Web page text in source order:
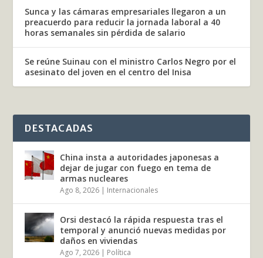
Sunca y las cámaras empresariales llegaron a un
preacuerdo para reducir la jornada laboral a 40
horas semanales sin pérdida de salario
Se reúne Suinau con el ministro Carlos Negro por el
asesinato del joven en el centro del Inisa
DESTACADAS
China insta a autoridades japonesas a
dejar de jugar con fuego en tema de
armas nucleares
Ago 8, 2026 | Internacionales
Orsi destacó la rápida respuesta tras el
temporal y anunció nuevas medidas por
daños en viviendas
Ago 7, 2026 | Política